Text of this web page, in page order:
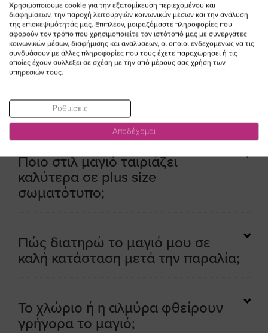
Ολόσωμα Μαγιό Plus Size
Ψηλόμεσα Μαγιό Plus Size
Μαγιό Τανκίνι σε Μεγάλα Μεγέθη
Ποιο στιλ μαγιό ταιριάζει
καλύτερα σε plus size
σωματότυπο;
Πώς διατηρώ το μαγιό μου σε
καλή κατάσταση μετά την παραλία;
Το χλώριο ή η αλμύρα φθείρουν
γρήγορα το μαγιό;
Χρησιμοποιούμε cookie για την εξατομίκευση περιεχομένου και
διαφημίσεων, την παροχή λειτουργιών κοινωνικών μέσων και την ανάλυση
της επισκεψιμότητάς μας. Επιπλέον, μοιραζόμαστε πληροφορίες που
αφορούν τον τρόπο που χρησιμοποιείτε τον ιστότοπό μας με συνεργάτες
κοινωνικών μέσων, διαφήμισης και αναλύσεων, οι οποίοι ενδεχομένως να τις
συνδυάσουν με άλλες πληροφορίες που τους έχετε παραχωρήσει ή τις
οποίες έχουν συλλέξει σε σχέση με την από μέρους σας χρήση των
υπηρεσιών τους.
Ρυθμίσεις
Αποδέχομαι